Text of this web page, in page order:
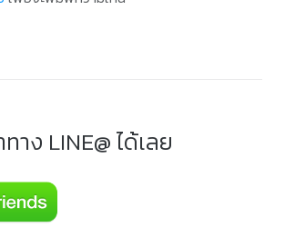
าง LINE@ ได้เลย